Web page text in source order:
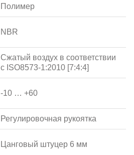
Полимер
NBR
Сжатый воздух в соответствии
с ISO8573-1:2010 [7:4:4]
-10 … +60
Регулировочная рукоятка
Цанговый штуцер 6 мм